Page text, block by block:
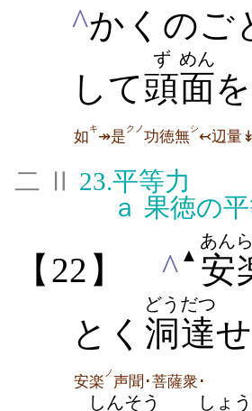
^かくのご
して頭
ず
面
めん
如キ↠是クノ功徳無シ↢辺量↡
二 Ⅱ 23.平等力
ａ 果徳の
【22】 ^ ▲ 安
あん
とく 洞達
どうだつ
安楽 ノ声聞･菩薩衆･
しんそう しょう